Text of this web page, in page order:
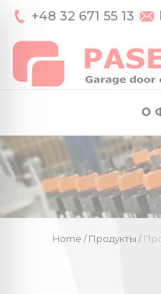
+48 32 671 55 13
О
Home /Продукты /